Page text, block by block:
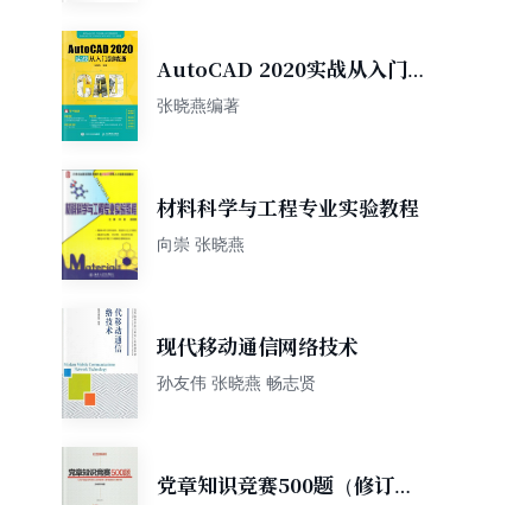
AutoCAD 2020实战从入门到
精通
张晓燕编著
材料科学与工程专业实验教程
向崇 张晓燕
现代移动通信网络技术
孙友伟 张晓燕 畅志贤
党章知识竞赛500题（修订